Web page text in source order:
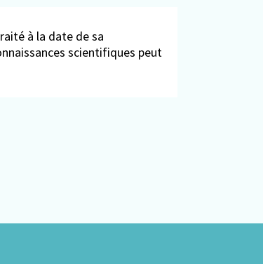
à la date de sa
scientifiques peut